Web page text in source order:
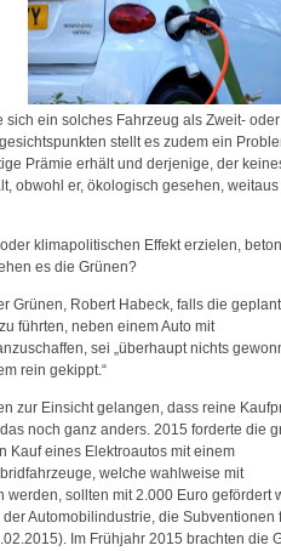
ein solches Fahrzeug als Zweit-
stellt es zudem ein
Prämie erhält und derjenige, der
obwohl er, ökologisch gesehen, weitaus
klimapolitischen Effekt erzielen,
es die Grünen?
Grünen, Robert Habeck, falls die
führten, neben einem Auto mit
sei „überhaupt nichts
rein gekippt.“
zur Einsicht gelangen, dass reine
noch ganz anders. 2015 forderte die
Kauf eines Elektroautos mit einem
welche wahlweise mit
sollten mit 2.000 Euro gefördert
Automobilindustrie, die Subventionen
Im Frühjahr 2015 brachten die